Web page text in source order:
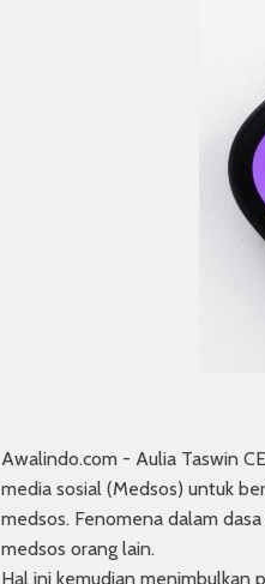
Awalindo.com - Aulia Taswin
media sosial (Medsos) untuk
medsos. Fenomena dalam
medsos orang lain.
Hal ini kemudian menimbulkan